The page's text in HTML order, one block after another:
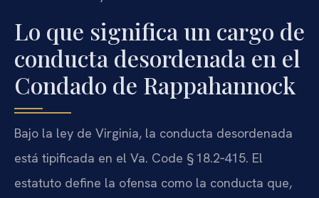
Lo que significa un cargo de
conducta desordenada en el
Condado de Rappahannock
Bajo la ley de Virginia, la conducta desordenada
está tipificada en el Va. Code § 18.2‑415. El
estatuto define la ofensa como la conducta que,